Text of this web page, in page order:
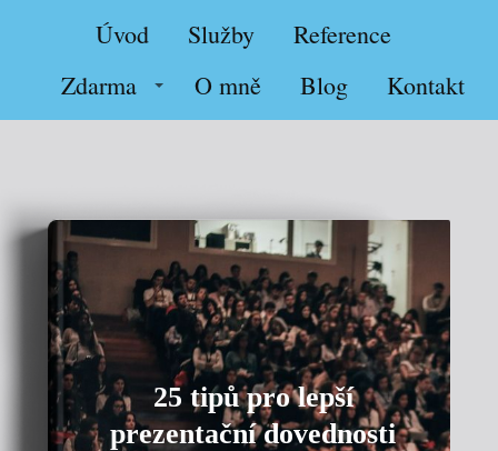
Úvod Služby
Reference
Zdarma
O mně Blog Kontakt
25 tipů pro lepší
prezentační dovednosti